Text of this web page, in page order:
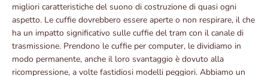
migliori caratteristiche del suono di costruzione di quasi ogni
aspetto. Le cuffie dovrebbero essere aperte o non respirare, il che
ha un impatto significativo sulle cuffie del tram con il canale di
trasmissione. Prendono le cuffie per computer, le dividiamo in
modo permanente, anche il loro svantaggio è dovuto alla
ricompressione, a volte fastidiosi modelli peggiori. Abbiamo un